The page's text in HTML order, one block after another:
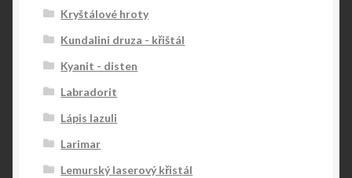
Kryštálové hroty
Kundalini druza - křištál
Kyanit - disten
Labradorit
Lápis lazuli
Larimar
Lemurský laserový křistál